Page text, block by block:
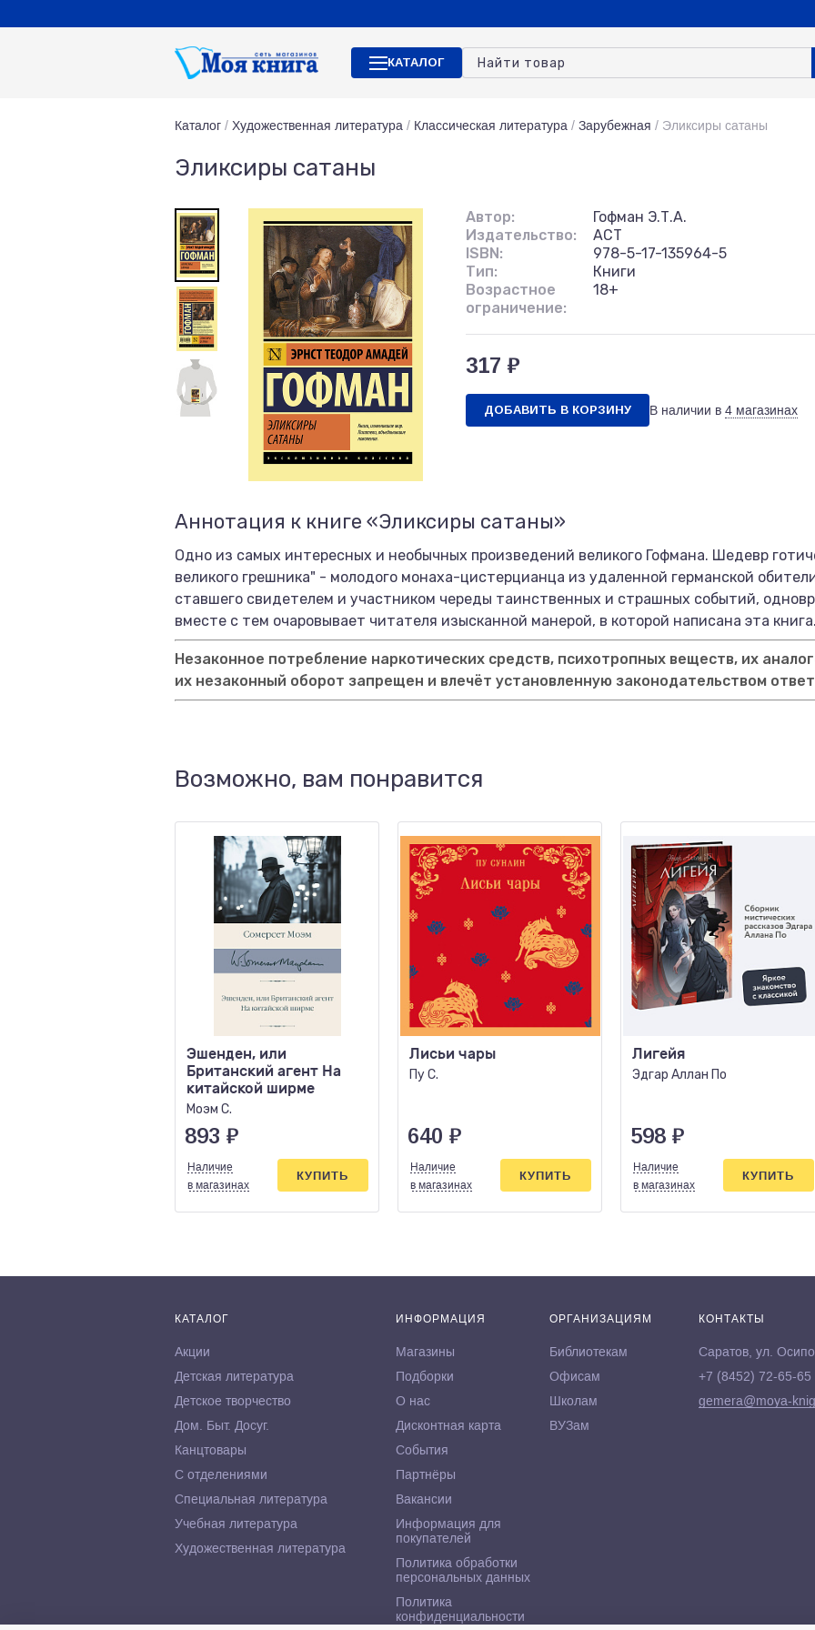
КАТАЛОГ
Каталог / Художественная литература / Классическая литература / Зарубежная / Эликсиры сатаны
Эликсиры сатаны
Автор:
Гофман Э.Т.А.
Издательство:
АСТ
ISBN:
978-5-17-135964-5
Тип:
Книги
Возрастное
ограничение:
18+
317 ₽
ДОБАВИТЬ В КОРЗИНУ В наличии в 4 магазинах
Аннотация к книге «Эликсиры сатаны»
Одно из самых интересных и необычных произведений великого Гофмана. Шедевр
великого грешника" - молодого монаха-цистерцианца из удаленной германской
ставшего свидетелем и участником череды таинственных и страшных событий,
вместе с тем очаровывает читателя изысканной манерой, в которой написана эта
Незаконное потребление наркотических средств, психотропных веществ, их
их незаконный оборот запрещен и влечёт установленную законодательством
Возможно, вам понравится
Эшенден, или
Британский агент На
китайской ширме
Моэм С.
893 ₽
Наличие
в магазинах
КУПИТЬ
Лисьи чары
Пу С.
640 ₽
Наличие
в магазинах
КУПИТЬ
Лигейя
Эдгар Аллан По
598 ₽
Наличие
в магазинах
КУПИТЬ
КАТАЛОГ
Акции
Детская литература
Детское творчество
Дом. Быт. Досуг.
Канцтовары
С отделениями
Специальная литература
Учебная литература
Художественная литература
ИНФОРМАЦИЯ
Магазины
Подборки
О нас
Дисконтная карта
События
Партнёры
Вакансии
Информация для
покупателей
Политика обработки
персональных данных
Политика
конфиденциальности
ОРГАНИЗАЦИЯМ
Библиотекам
Офисам
Школам
ВУЗам
КОНТАКТЫ
Саратов, ул.
+7 (8452) 72-65-65
gemera@moya-